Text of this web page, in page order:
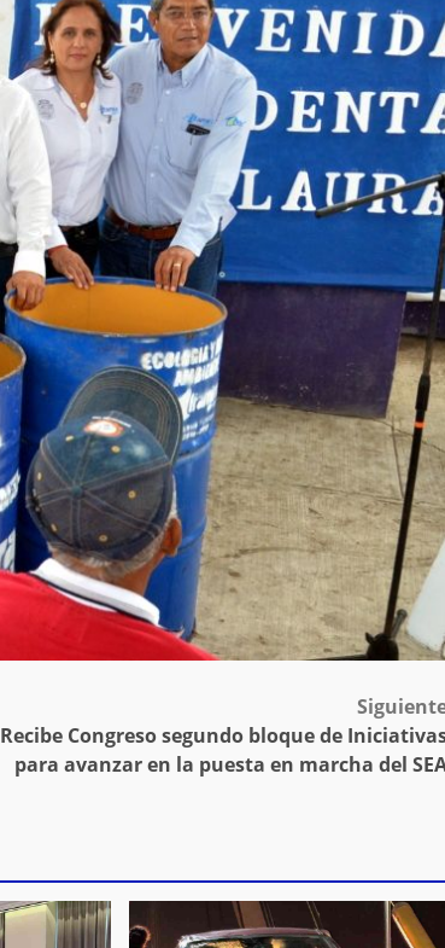
Recibe Congreso segundo bloque de
para avanzar en la puesta en marcha del